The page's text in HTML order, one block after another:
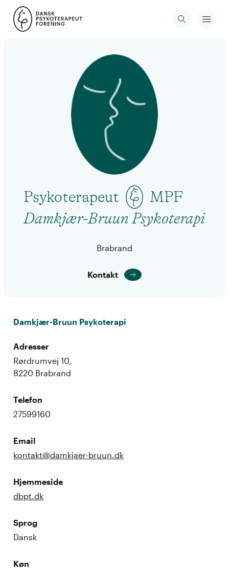
Psykoterapeut
MPF
Damkjær-Bruun Psykoterapi
Brabrand
Kontakt
Damkjær-Bruun Psykoterapi
Adresser
Rørdrumvej 10,
8220 Brabrand
Telefon
27599160
Email
kontakt@damkjaer-bruun.dk
Hjemmeside
dbpt.dk
Sprog
Dansk
Køn